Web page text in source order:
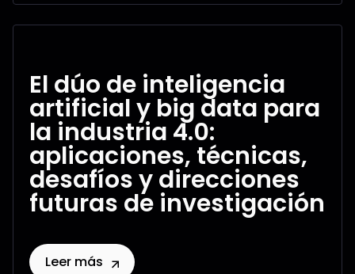
El dúo de inteligencia
artificial y big data para
la industria 4.0:
aplicaciones, técnicas,
desafíos y direcciones
futuras de investigación
Leer más